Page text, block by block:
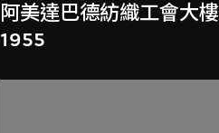
阿美達巴德紡織工會大樓
1955